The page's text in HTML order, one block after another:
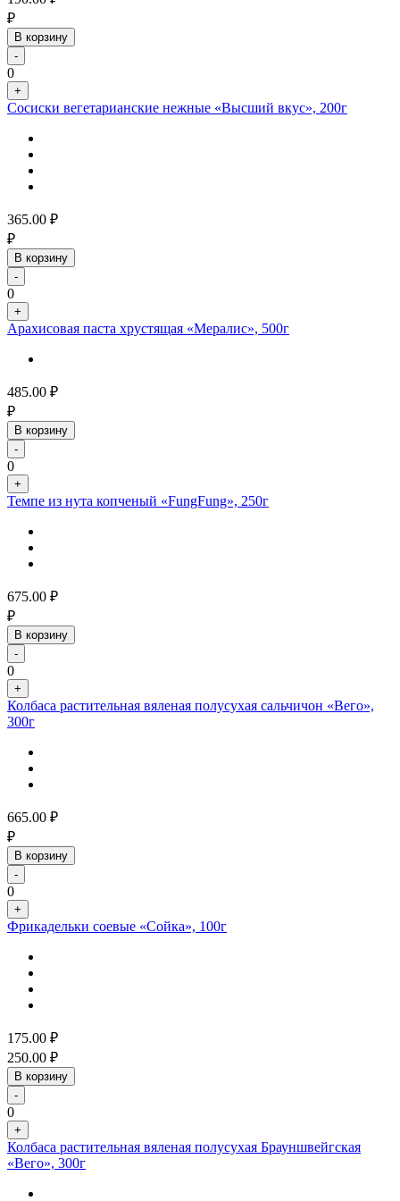
₽
В корзину
-
0
+
Сосиски вегетарианские нежные «Высший вкус», 200г
365.00 ₽
₽
В корзину
-
0
+
Арахисовая паста хрустящая «Мералис», 500г
485.00 ₽
₽
В корзину
-
0
+
Темпе из нута копченый «FungFung», 250г
675.00 ₽
₽
В корзину
-
0
+
Колбаса растительная вяленая полусухая сальчичон «Вего»,
300г
665.00 ₽
₽
В корзину
-
0
+
Фрикадельки соевые «Сойка», 100г
175.00 ₽
250.00 ₽
В корзину
-
0
+
Колбаса растительная вяленая полусухая Брауншвейгская
«Вего», 300г